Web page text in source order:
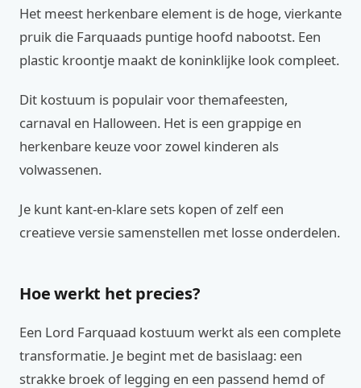
Het meest herkenbare element is de hoge, vierkante
pruik die Farquaads puntige hoofd nabootst. Een
plastic kroontje maakt de koninklijke look compleet.
Dit kostuum is populair voor themafeesten,
carnaval en Halloween. Het is een grappige en
herkenbare keuze voor zowel kinderen als
volwassenen.
Je kunt kant-en-klare sets kopen of zelf een
creatieve versie samenstellen met losse onderdelen.
Hoe werkt het precies?
Een Lord Farquaad kostuum werkt als een complete
transformatie. Je begint met de basislaag: een
strakke broek of legging en een passend hemd of